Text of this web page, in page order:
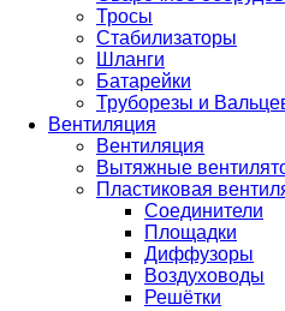
Тросы
Стабилизаторы
Шланги
Батарейки
Труборезы и
Вентиляция
Вентиляция
Вытяжные
Пластиковая
Соединители
Площадки
Диффузоры
Воздуховоды
Решётки